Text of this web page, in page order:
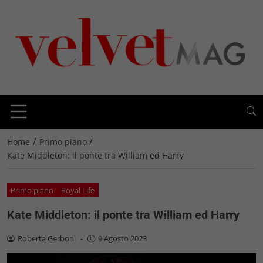
Home / Primo piano /
Kate Middleton: il ponte tra William ed Harry
Primo piano Royal Life
Kate Middleton: il ponte tra William ed Harry
Roberta Gerboni - 9 Agosto 2023